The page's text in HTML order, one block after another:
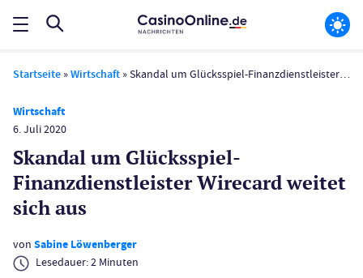
Startseite »Wirtschaft »Skandal um Glücksspiel-Finanzdienstleister Wirecard weitet sich aus
Wirtschaft
6. Juli 2020
Skandal um Glücksspiel-
Finanzdienstleister Wirecard weitet
sich aus
von Sabine Löwenberger
Lesedauer:2 Minuten